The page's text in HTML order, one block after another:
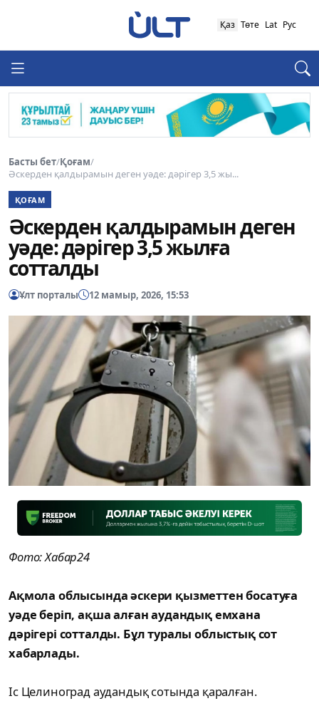
Қаз Төте Lat Рус
Басты бет/Қоғам/
Әскерден қалдырамын деген уәде: дәрігер 3,5 жы...
ҚОҒАМ
Әскерден қалдырамын деген
уәде: дәрігер 3,5 жылға
сотталды
Ұлт порталы 12 мамыр, 2026, 15:53
Фото: Хабар24
Ақмола облысында әскери қызметтен босатуға
уәде беріп, ақша алған аудандық емхана
дәрігері сотталды. Бұл туралы облыстық сот
хабарлады.
Іс Целиноград аудандық сотында қаралған.